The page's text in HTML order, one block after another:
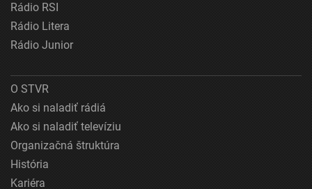
Rádio RSI
Rádio Litera
Rádio Junior
O STVR
Ako si naladiť rádiá
Ako si naladiť televíziu
Organizačná štruktúra
História
Kariéra